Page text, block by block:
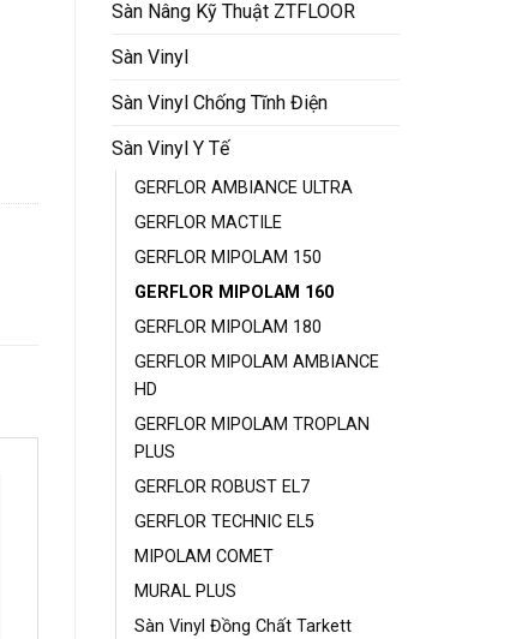
Sàn Nâng Kỹ Thuật ZTFLOOR
Sàn Vinyl
Sàn Vinyl Chống Tĩnh Điện
Sàn Vinyl Y Tế
GERFLOR AMBIANCE ULTRA
GERFLOR MACTILE
GERFLOR MIPOLAM 150
GERFLOR MIPOLAM 160
GERFLOR MIPOLAM 180
GERFLOR MIPOLAM AMBIANCE
HD
GERFLOR MIPOLAM TROPLAN
PLUS
GERFLOR ROBUST EL7
GERFLOR TECHNIC EL5
MIPOLAM COMET
MURAL PLUS
Sàn Vinyl Đồng Chất Tarkett